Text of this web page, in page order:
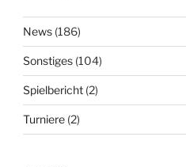
News(186)
Sonstiges(104)
Spielbericht(2)
Turniere(2)